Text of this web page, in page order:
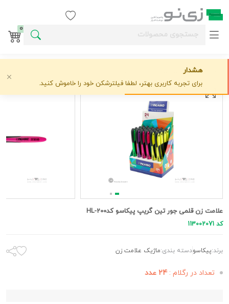
0
ماژیک علامت زن
علامت زن قلمی جور تین گریپ پیکاسو کدHL-200
کد 113002071
برند:پیکاسودسته بندی:ماژیک علامت زن
تعداد در رگلام :24 عدد
هشدار
برای تجربه کاربری بهتر، لطفا فیلترشکن خود را خاموش کنید.